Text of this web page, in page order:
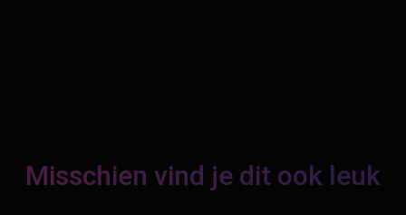
Misschien vind je dit ook leuk